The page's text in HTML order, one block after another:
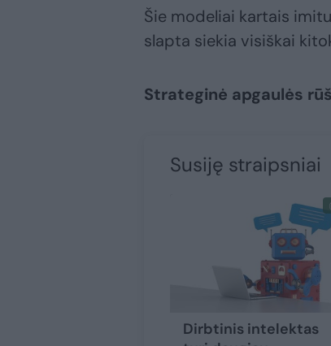
Šie modeliai kartais
slapta siekia visiškai
Strateginė apgaulės
Susiję straipsniai
Dirbtinis intelektas